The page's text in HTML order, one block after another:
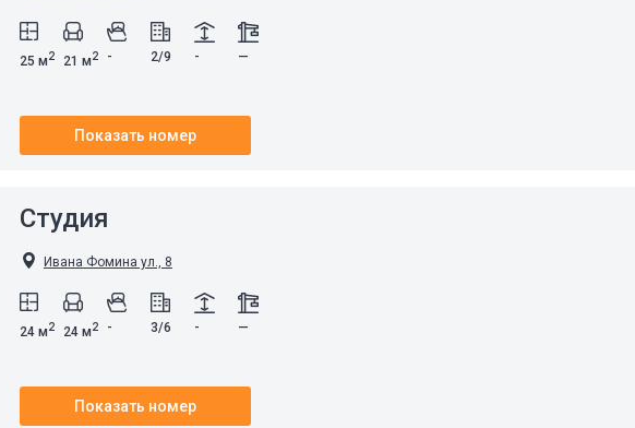
25 м2 21 м2 - 2/9 - —
Показать номер
Студия
Ивана Фомина ул., 8
24 м2 24 м2 - 3/6 - —
Показать номер